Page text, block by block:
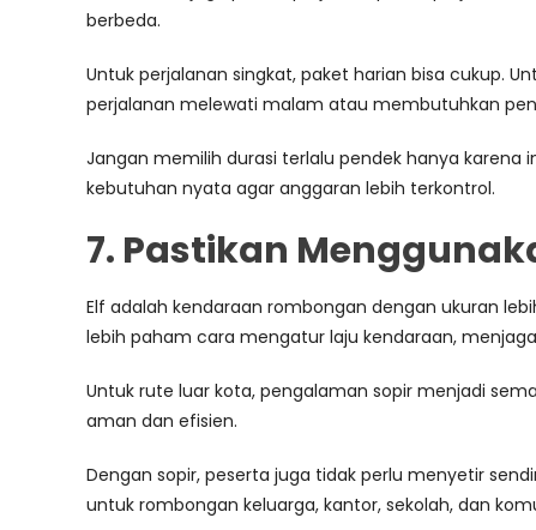
berbeda.
Untuk perjalanan singkat, paket harian bisa cukup.
perjalanan melewati malam atau membutuhkan
Jangan memilih durasi terlalu pendek hanya karena
kebutuhan nyata agar anggaran lebih terkontrol.
7. Pastikan
Elf adalah kendaraan rombongan dengan ukuran
lebih paham cara mengatur laju kendaraan,
Untuk rute luar kota, pengalaman sopir menjadi
aman dan efisien.
Dengan sopir, peserta juga tidak perlu menyetir
untuk rombongan keluarga, kantor, sekolah, dan